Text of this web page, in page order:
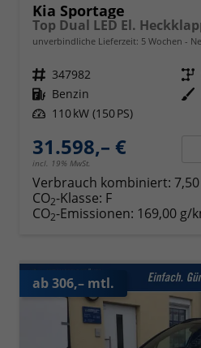
Kia Sportage
Top Dual LED El.
unverbindliche Lieferzeit: 5 Wochen
Fahrzeugnr. 347982 Getriebe
Kraftstoff Benzin Außenfarbe
Leistung 110 kW (150 PS)
31.598,– €
incl. 19% MwSt.
Verbrauch kombiniert:
CO2-Klasse: F
CO2-Emissionen: 169,00 g/
ab 306,– mtl.